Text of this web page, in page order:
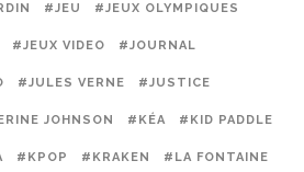
#JEU #JEUX OLYMPIQUES
#JEUX VIDEO #JOURNAL
#JULES VERNE #JUSTICE
JOHNSON #KÉA #KID PADDLE
#KPOP #KRAKEN #LA FONTAINE